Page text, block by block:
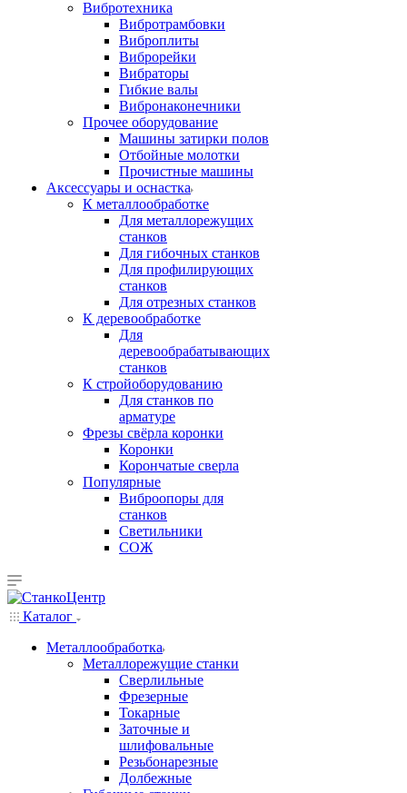
Вибротехника
Вибротрамбовки
Виброплиты
Виброрейки
Вибраторы
Гибкие валы
Вибронаконечники
Прочее оборудование
Машины затирки полов
Отбойные молотки
Прочистные машины
Аксeccyapы и оснастка
К металлообработке
Для металлорежущих
станков
Для гибочных станков
Для профилирующих
станков
Для отрезных станков
К деревообработке
Для
деревообрабатывающих
станков
К стройоборудованию
Для станков по
арматуре
Фрезы свёрла коронки
Коронки
Корончатые сверла
Популярные
Виброопоры для
станков
Светильники
СОЖ
Каталог
Металлообработка
Металлорежущие станки
Сверлильные
Фрезерные
Токарные
Заточные и
шлифовальные
Резьбонарезные
Долбежные